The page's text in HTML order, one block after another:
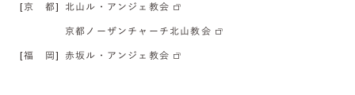
[京 都] 北山ル・アンジェ教会
京都ノーザンチャーチ北山教会
[福 岡] 赤坂ル・アンジェ教会